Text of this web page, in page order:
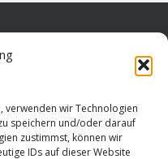
verwenden wir Technologien
speichern und/oder darauf
zustimmst, können wir
IDs auf dieser Website